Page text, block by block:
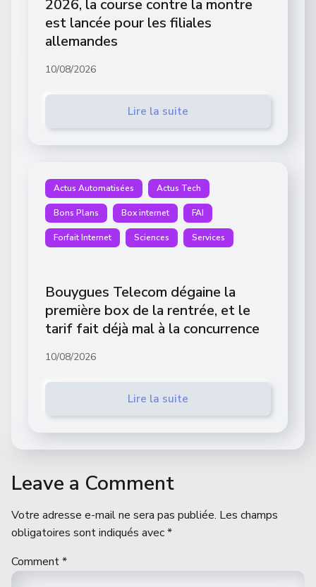
2026, la course contre la montre
est lancée pour les filiales
allemandes
10/08/2026
Lire la suite
Actus Automatisées Actus Tech
Bons Plans Box internet FAI
Forfait Internet Sciences Services
Bouygues Telecom dégaine la
première box de la rentrée, et le
tarif fait déjà mal à la concurrence
10/08/2026
Lire la suite
Leave a Comment
Votre adresse e-mail ne sera pas publiée. Les champs
obligatoires sont indiqués avec*
Comment*